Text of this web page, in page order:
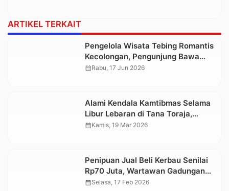
ARTIKEL TERKAIT
Pengelola Wisata Tebing Romantis
Kecolongan, Pengunjung Bawa
Kendaraan ke Area Tebing,
calendar_monthRabu, 17 Jun 2026
Alami Kendala Kamtibmas Selama
Libur Lebaran di Tana Toraja,
Hubungi Layanan Call Center 110
calendar_monthKamis, 19 Mar 2026
Penipuan Jual Beli Kerbau Senilai
Rp70 Juta, Wartawan Gadungan
Ditangkap Resmob Polres Toraja
calendar_monthSelasa, 17 Feb 2026